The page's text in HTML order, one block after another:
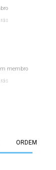
membro
ORDEM